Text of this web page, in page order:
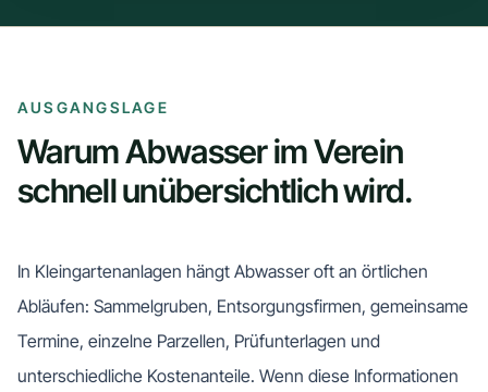
AUSGANGSLAGE
Warum Abwasser im Verein
schnell unübersichtlich wird.
In Kleingartenanlagen hängt Abwasser oft an örtlichen
Abläufen: Sammelgruben, Entsorgungsfirmen, gemeinsame
Termine, einzelne Parzellen, Prüfunterlagen und
unterschiedliche Kostenanteile. Wenn diese Informationen